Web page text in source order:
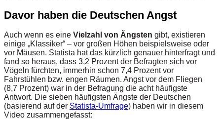
Davor haben die Deutschen Angst
Auch wenn es eine Vielzahl von Ängsten gibt, existieren
einige „Klassiker“ – vor großen Höhen beispielsweise oder
vor Mäusen. Statista hat das kürzlich genauer hinterfragt und
fand so heraus, dass 3,2 Prozent der Befragten sich vor
Vögeln fürchten, immerhin schon 7,4 Prozent vor
Fahrstühlen bzw. engen Räumen. Angst vor dem Fliegen
(8,7 Prozent) war in der Befragung die acht häufigste
Antwort. Die sieben häufigsten Ängste der Deutschen
(basierend auf der Statista-Umfrage) haben wir in diesem
Video zusammengefasst: